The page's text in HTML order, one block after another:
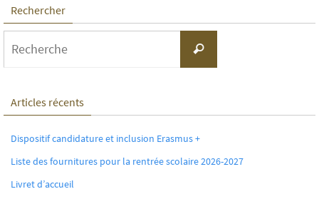
Rechercher
Recherche
Articles récents
Dispositif candidature et inclusion Erasmus +
Liste des fournitures pour la rentrée scolaire 2026-2027
Livret d’accueil